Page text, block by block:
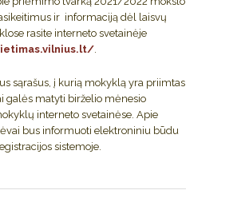
ir informaciją dėl laisvų
rasite interneto svetainėje
.
sąrašus, į kurią mokyklą yra priimtas
galės matyti birželio mėnesio
interneto svetainėse. Apie
bus informuoti elektroniniu būdu
sistemoje.